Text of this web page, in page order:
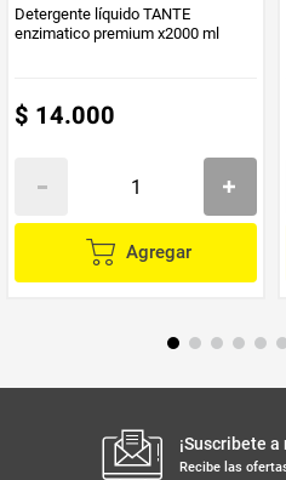
Detergente líquido TANTE
enzimatico premium x2000 ml
$ 14.000
Agregar
¡Suscribete
Recibe las